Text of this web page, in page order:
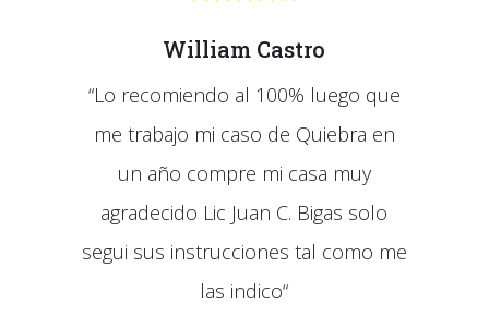
William Castro
“Lo recomiendo al 100% luego que
me trabajo mi caso de Quiebra en
un año compre mi casa muy
agradecido Lic Juan C. Bigas solo
segui sus instrucciones tal como me
las indico“